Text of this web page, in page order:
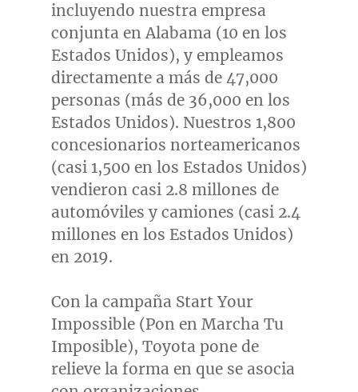
incluyendo nuestra empresa
conjunta en Alabama (10 en los
Estados Unidos), y empleamos
directamente a más de 47,000
personas (más de 36,000 en los
Estados Unidos). Nuestros 1,800
concesionarios norteamericanos
(casi 1,500 en los Estados Unidos)
vendieron casi 2.8 millones de
automóviles y camiones (casi 2.4
millones en los Estados Unidos)
en 2019.
Con la campaña Start Your
Impossible (Pon en Marcha Tu
Imposible), Toyota pone de
relieve la forma en que se asocia